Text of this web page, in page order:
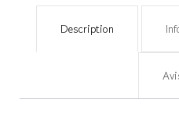
PastelDescription